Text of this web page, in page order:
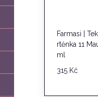
Farmasi |
rtěnka 11
ml
315 Kč